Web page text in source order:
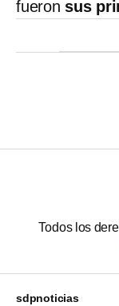
fueron sus
Todos los
sdpnoticias